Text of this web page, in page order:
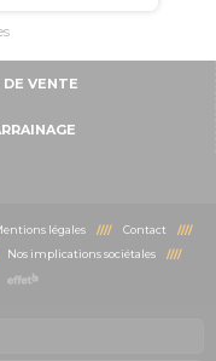
VENTE
légales //// Contact ////
Nos implications sociétales////